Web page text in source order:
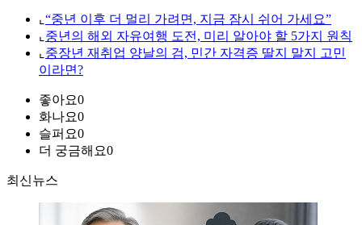
⌞ “중년 이후 더 멀리 가려면, 지금 잠시 쉬어 가세요”
⌞ 중년의 해외 자유여행 도전, 미리 알아야 할 5가지 원칙
⌞ 중장년 재취업 양날의 검, 민간 자격증 딸지 말지 고민
이라면?
좋아요0
화나요0
슬퍼요0
더 궁금해요0
최신뉴스